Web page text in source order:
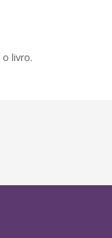
livro.